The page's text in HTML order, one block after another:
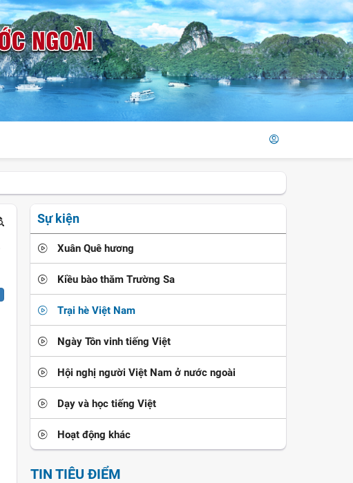
Sự kiện
Xuân Quê hương
Kiều bào thăm Trường Sa
Trại hè Việt Nam
Ngày Tôn vinh tiếng Việt
Hội nghị người Việt Nam ở nước ngoài
Dạy và học tiếng Việt
Hoạt động khác
TIN TIÊU ĐIỂM